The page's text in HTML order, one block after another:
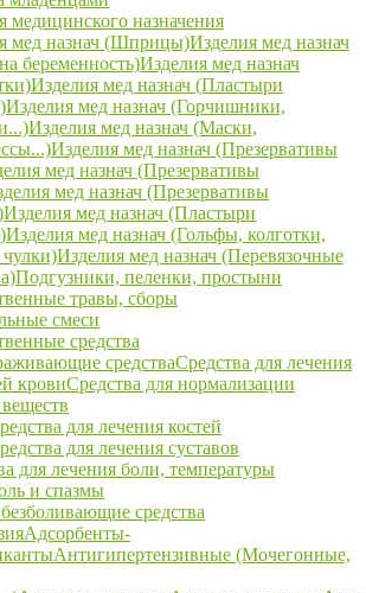
медицинского назначения
мед назнач (Шприцы)Изделия мед назнач
беременность)Изделия мед назнач
Изделия мед назнач (Пластыри
Изделия мед назнач (Горчишники,
Изделия мед назнач (Маски,
Изделия мед назнач (Презервативы
мед назнач (Презервативы
мед назнач (Презервативы
Изделия мед назнач (Пластыри
Изделия мед назнач (Гольфы, колготки,
Изделия мед назнач (Перевязочные
Подгузники, пеленки, простыни
травы, сборы
смеси
средства
средстваСредства для лечения
кровиСредства для нормализации
для лечения костей
для лечения суставов
для лечения боли, температуры
и спазмы
средства
Адсорбенты-
Антигипертензивные (Мочегонные,